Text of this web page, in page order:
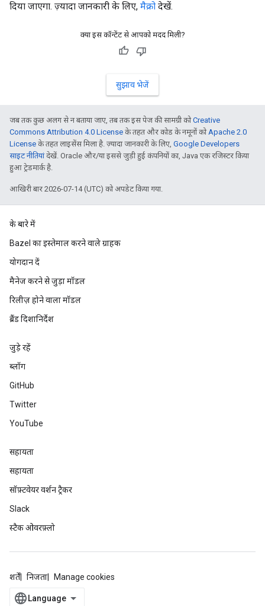
दिया जाएगा. ज़्यादा जानकारी के लिए, मैक्रो देखें.
क्या इस कॉन्टेंट से आपको मदद मिली?
सुझाव भेजें
जब तक कुछ अलग से न बताया जाए, तब तक इस पेज की सामग्री कोCreative
Commons Attribution 4.0 License के तहत और कोड के नमूनों कोApache 2.0
License के तहत लाइसेंस मिला है. ज़्यादा जानकारी के लिए, Google Developers
साइट नीतियांदेखें. Oracle और/या इससे जुड़ी हुई कंपनियों का, Java एक रजिस्टर किया
हुआ ट्रेडमार्क है.
आखिरी बार 2026-07-14 (UTC) को अपडेट किया गया.
के बारे में
Bazel का इस्तेमाल करने वाले ग्राहक
योगदान दें
मैनेज करने से जुड़ा मॉडल
रिलीज़ होने वाला मॉडल
ब्रैंड दिशानिर्देश
जुड़े रहें
ब्लॉग
GitHub
Twitter
YouTube
सहायता
सहायता
सॉफ़्टवेयर वर्शन ट्रैकर
Slack
स्टैक ओवरफ़्लो
शर्तें निजता Manage cookies